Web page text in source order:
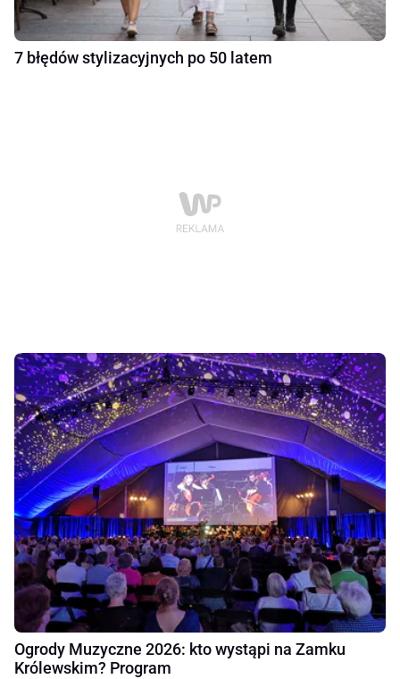
7 błędów stylizacyjnych po 50 latem
Ogrody Muzyczne 2026: kto wystąpi na Zamku
Królewskim? Program